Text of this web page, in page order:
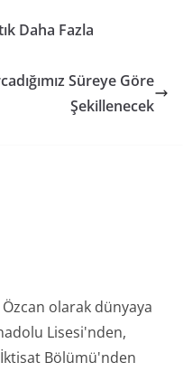
Daha Fazla
Süreye Göre
Şekillenecek
Özcan olarak dünyaya
Lisesi'nden,
Bölümü'nden